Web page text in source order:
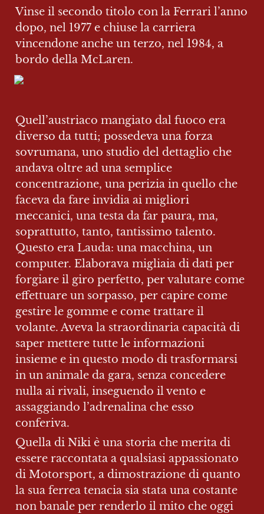
Vinse il secondo titolo con la Ferrari l’anno
dopo, nel 1977 e chiuse la carriera
vincendone anche un terzo, nel 1984, a
bordo della McLaren.
Quell’austriaco mangiato dal fuoco era
diverso da tutti; possedeva una forza
sovrumana, uno studio del dettaglio che
andava oltre ad una semplice
concentrazione, una perizia in quello che
faceva da fare invidia ai migliori
meccanici, una testa da far paura, ma,
soprattutto, tanto, tantissimo talento.
Questo era Lauda: una macchina, un
computer. Elaborava migliaia di dati per
forgiare il giro perfetto, per valutare come
effettuare un sorpasso, per capire come
gestire le gomme e come trattare il
volante. Aveva la straordinaria capacità di
saper mettere tutte le informazioni
insieme e in questo modo di trasformarsi
in un animale da gara, senza concedere
nulla ai rivali, inseguendo il vento e
assaggiando l’adrenalina che esso
conferiva.
Quella di Niki è una storia che merita di
essere raccontata a qualsiasi appassionato
di Motorsport, a dimostrazione di quanto
la sua ferrea tenacia sia stata una costante
non banale per renderlo il mito che oggi